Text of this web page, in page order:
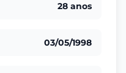
28 anos
03/05/1998